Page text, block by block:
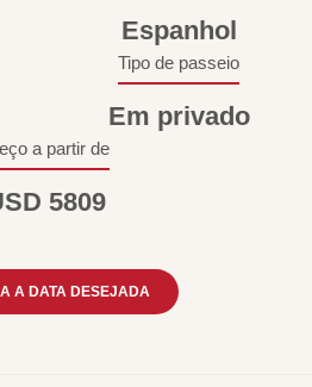
Espanhol
Tipo de passeio
Em privado
a partir de
5809
A DATA DESEJADA